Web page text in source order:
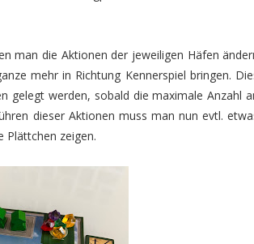
man die Aktionen der jeweiligen Häfen
mehr in Richtung Kennerspiel bringen.
gelegt werden, sobald die maximale Anzahl
dieser Aktionen muss man nun evtl.
Plättchen zeigen.